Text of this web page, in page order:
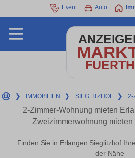
Event Auto
FUERTH
❯ IMMOBILIEN ❯ SIEGLITZHOF ❯ 2-
2-Zimmer-Wohnung mieten
Zweizimmerwohnung mieten
Finden Sie in Erlangen Sieglitzhof
der Nähe